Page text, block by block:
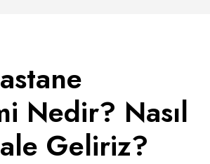
Nedir? Nasıl
Geliriz?